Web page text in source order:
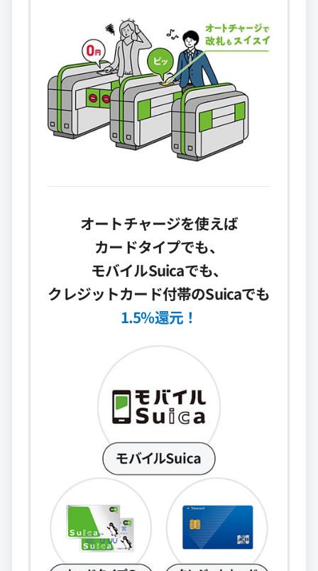
オートチャージを使えば
カードタイプでも、
モバイルSuicaでも、
クレジットカード付帯のSuicaでも
1.5%還元！